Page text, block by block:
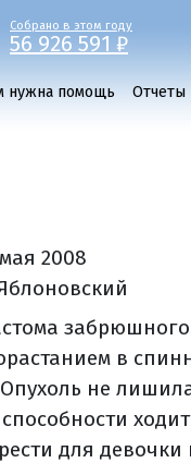
Собрано в этом году
56 926 591 ₽
нужна помощь Отчеты
2008
забрюшного
в
не
для